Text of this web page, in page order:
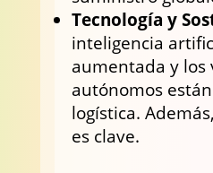
Tecnología y
inteligencia
aumentada y los
autónomos
logística.
es clave.